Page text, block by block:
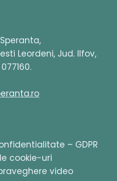
Leordeni, Jud. Ilfov,
– GDPR
cookie-uri
video